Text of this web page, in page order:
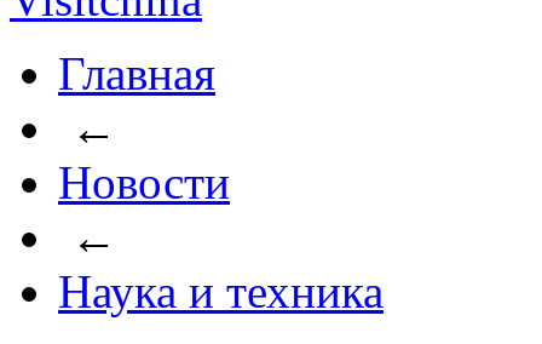
Главная
←
Новости
←
Наука и техника